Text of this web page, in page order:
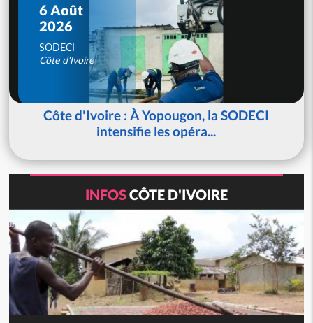
6 Août
2026
SODECI
Côte d'Ivoire
Côte d'Ivoire : À Yopougon, la SODECI
intensifie les opéra...
INFOSCÔTE D'IVOIRE